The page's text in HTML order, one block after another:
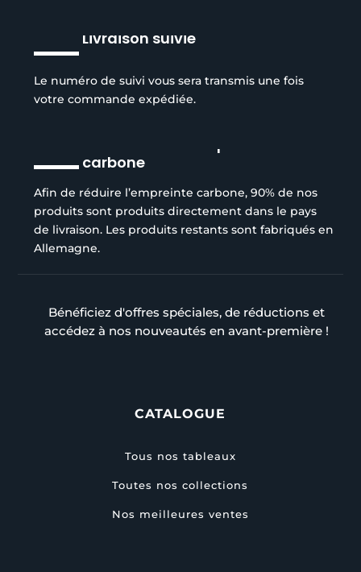
Livraison suivie
Le numéro de suivi vous sera transmis une fois
votre commande expédiée.
carbone
Afin de réduire l’empreinte carbone, 90% de nos
produits sont produits directement dans le pays
de livraison. Les produits restants sont fabriqués en
Allemagne.
Bénéficiez d'offres spéciales, de réductions et
accédez à nos nouveautés en avant-première !
CATALOGUE
Tous nos tableaux
Toutes nos collections
Nos meilleures ventes